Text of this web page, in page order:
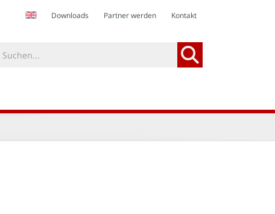
Downloads Partner werden Kontakt